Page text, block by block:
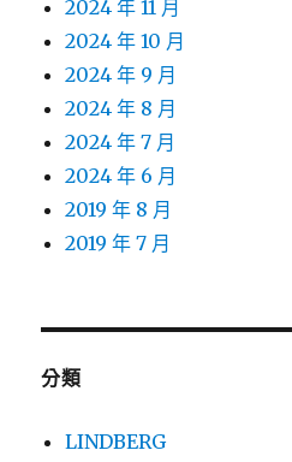
2024 年 11 月
2024 年 10 月
2024 年 9 月
2024 年 8 月
2024 年 7 月
2024 年 6 月
2019 年 8 月
2019 年 7 月
分類
LINDBERG